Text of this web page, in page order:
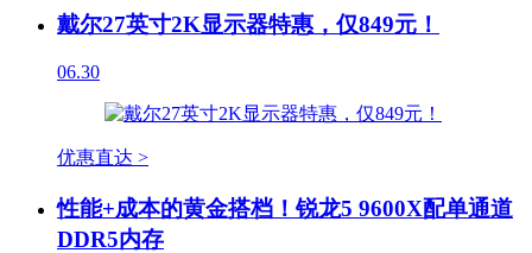
戴尔27英寸2K显示器特惠，仅849元！
06.30
优惠直达 >
性能+成本的黄金搭档！锐龙5 9600X配单通道
DDR5内存